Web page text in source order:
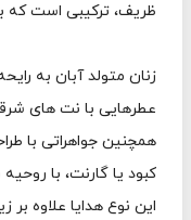
ظریف، ترکیبی است که
زنان متولد آبان به
عطرهایی با نت های
همچنین جواهراتی با
کبود یا گارنت، با
این نوع هدایا علاوه